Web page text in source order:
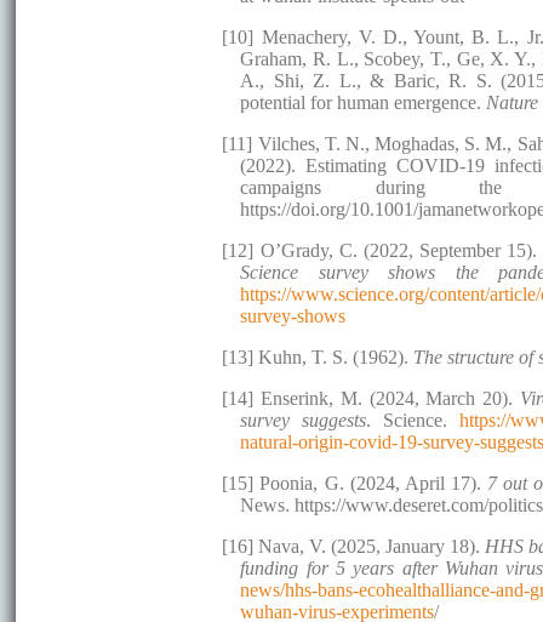
[10] Menachery, V. D., Yount, B. L.,
Graham, R. L., Scobey, T., Ge, X.
A., Shi, Z. L., & Baric, R. S.
potential for human emergence.
[11] Vilches, T. N., Moghadas, S. M.,
(2022). Estimating COVID-19
campaigns during
https://doi.org/10.1001/
[12] O’Grady, C. (2022, September 15).
Science survey shows the
https://www.science.org/content/
survey-shows
[13] Kuhn, T. S. (1962). The structure of
[14] Enserink, M. (2024, March 20).
survey suggests. Science.https://
natural-origin-covid-19-survey-
[15] Poonia, G. (2024, April 17). 7 out
News. https://www.deseret.com/
[16] Nava, V. (2025, January 18). HHS
funding for 5 years after Wuhan
news/hhs-bans-ecohealthalliance-
wuhan-virus-experiments/